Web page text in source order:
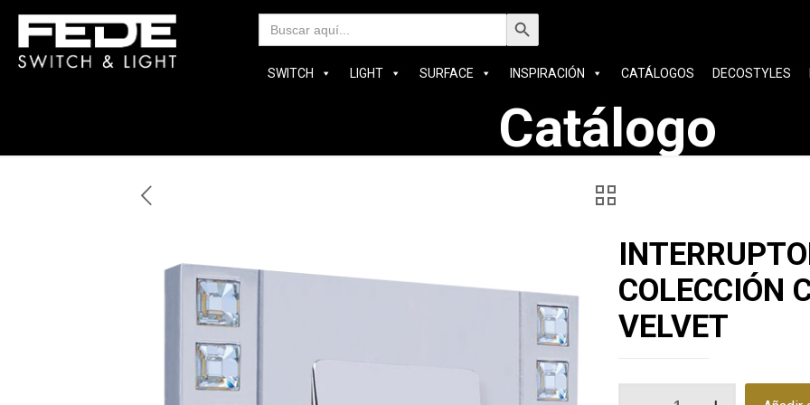
Buscar:
Botón de búsqueda
SWITCH LIGHT SURFACE INSPIRACIÓN CATÁLOGOS DECOSTYLES
Catálogo
COLECCIÓN
VELVET